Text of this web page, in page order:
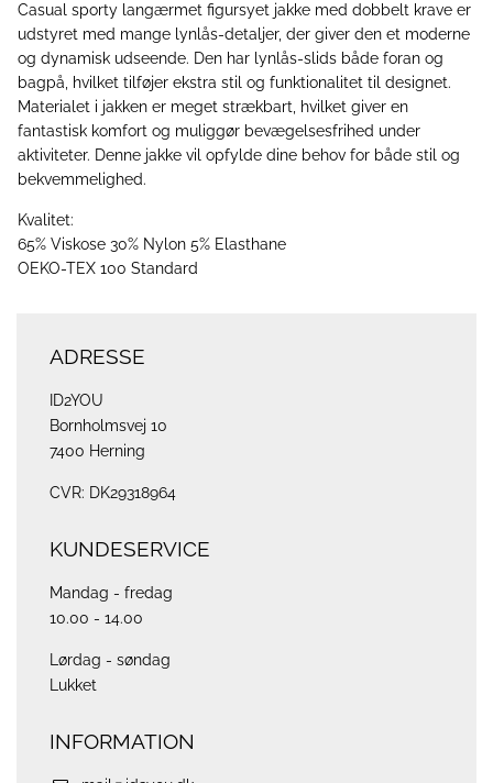
Casual sporty langærmet figursyet jakke med dobbelt krave er
udstyret med mange lynlås-detaljer, der giver den et moderne
og dynamisk udseende. Den har lynlås-slids både foran og
bagpå, hvilket tilføjer ekstra stil og funktionalitet til designet.
Materialet i jakken er meget strækbart, hvilket giver en
fantastisk komfort og muliggør bevægelsesfrihed under
aktiviteter. Denne jakke vil opfylde dine behov for både stil og
bekvemmelighed.
Kvalitet:
65% Viskose 30% Nylon 5% Elasthane
OEKO-TEX 100 Standard
ADRESSE
ID2YOU
Bornholmsvej 10
7400 Herning
CVR: DK29318964
KUNDESERVICE
Mandag - fredag
10.00 - 14.00
Lørdag - søndag
Lukket
INFORMATION